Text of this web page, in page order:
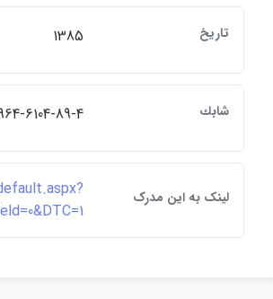
تاريخ 1385
شابك 6104-89-4
لينک به اين مدرک